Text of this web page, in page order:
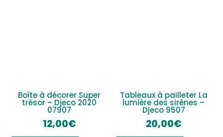
Boîte à décorer Super
trésor – Djeco 2020
07907
12,00€
Tableaux à pailleter La
lumière des sirènes –
Djeco 9507
20,00€